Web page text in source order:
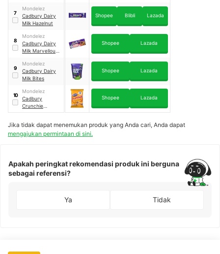
7
Mondelez
Cadbury Dairy
Milk Hazelnut
Shopee Blibli Lazada
8
Mondelez
Cadbury Dairy
Milk Marvellous
Popping Candy
Shopee Lazada
9
Mondelez
Cadbury Dairy
Milk Bites
Shopee Lazada
10
Mondelez
Cadbury
Crunchie
Sharepack 12
Shopee Lazada
Jika tidak dapat menemukan produk yang Anda cari, Anda dapat
mengajukan permintaan di sini.
Apakah peringkat rekomendasi produk ini berguna
sebagai referensi?
Ya Tidak